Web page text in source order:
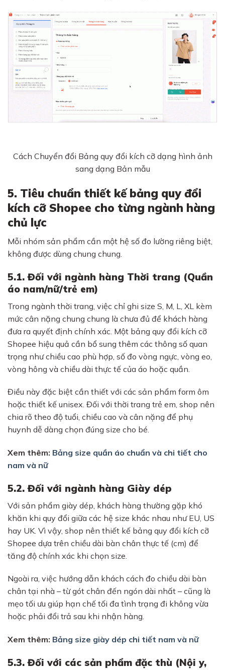
Cách Chuyển đổi Bảng quy đổi kích cỡ dạng hình ảnh
sang dạng Bản mẫu
5. Tiêu chuẩn thiết kế bảng quy đổi
kích cỡ Shopee cho từng ngành hàng
chủ lực
Mỗi nhóm sản phẩm cần một hệ số đo lường riêng biệt,
không được dùng chung chung.
5.1. Đối với ngành hàng Thời trang (Quần
áo nam/nữ/trẻ em)
Trong ngành thời trang, việc chỉ ghi size S, M, L, XL kèm
mức cân nặng chung chung là chưa đủ để khách hàng
đưa ra quyết định chính xác. Một bảng quy đổi kích cỡ
Shopee hiệu quả cần bổ sung thêm các thông số quan
trọng như chiều cao phù hợp, số đo vòng ngực, vòng eo,
vòng hông và chiều dài thực tế của áo hoặc quần.
Điều này đặc biệt cần thiết với các sản phẩm form ôm
hoặc thiết kế unisex. Đối với thời trang trẻ em, shop nên
chia rõ theo độ tuổi, chiều cao và cân nặng để phụ
huynh dễ dàng chọn đúng size cho bé.
Xem thêm: Bảng size quần áo chuẩn và chi tiết cho
nam và nữ
5.2. Đối với ngành hàng Giày dép
Với sản phẩm giày dép, khách hàng thường gặp khó
khăn khi quy đổi giữa các hệ size khác nhau như EU, US
hay UK. Vì vậy, shop nên thiết kế bảng quy đổi kích cỡ
Shopee dựa trên chiều dài bàn chân thực tế (cm) để
tăng độ chính xác khi chọn size.
Ngoài ra, việc hướng dẫn khách cách đo chiều dài bàn
chân tại nhà – từ gót chân đến ngón dài nhất – cũng là
mẹo tối ưu giúp hạn chế tối đa tình trạng đi không vừa
hoặc phải đổi trả sau khi nhận hàng.
Xem thêm: Bảng size giày dép chi tiết nam và nữ
5.3. Đối với các sản phẩm đặc thù (Nội y,